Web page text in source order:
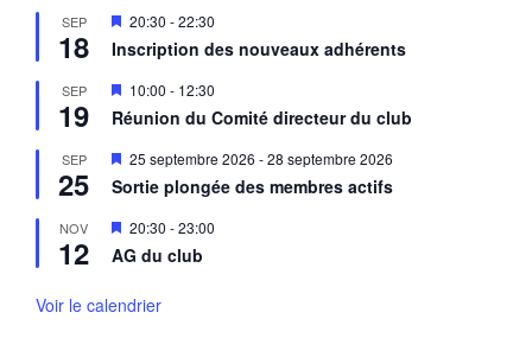
a
n
t
n
a
a
n
t
SEP
18
M
s
n
a
a
n
t
20:30 -22:30
Inscription des nouveaux adhérents
SEP
19
M
i
s
n
a
a
n
t
10:00 - 12:30
Réunion du Comité directeur du club
SEP
25
M
s
n
a
n
25 septembre 2026 -28 septembre 2026
Sortie plongée des membres actifs
NOV
12
M
i
s
n
20:30 -23:00
AG du club
Voir le calendrier